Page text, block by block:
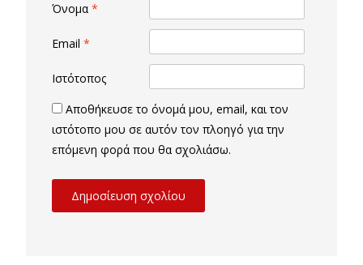
Όνομα *
Email *
Ιστότοπος
Αποθήκευσε το όνομά μου, email, και τον
ιστότοπο μου σε αυτόν τον πλοηγό για την
επόμενη φορά που θα σχολιάσω.